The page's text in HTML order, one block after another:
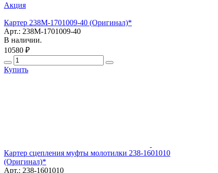
Акция
Картер 238М-1701009-40 (Оригинал)*
Арт.: 238М-1701009-40
В наличии.
10580 ₽
Купить
Картер сцепления муфты молотилки 238-1601010
(Оригинал)*
Арт.: 238-1601010